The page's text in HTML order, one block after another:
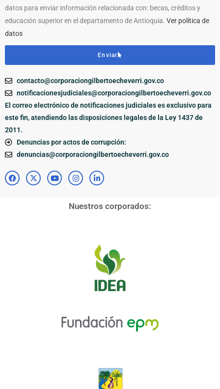
datos para enviar información relacionada con: becas, créditos y
educación superior en el departamento de Antioquia. Ver política de
datos
Enviar
contacto@corporaciongilbertoecheverri.gov.co
notificacionesjudiciales@corporaciongilbertoecheverri.gov.co
El correo electrónico de notificaciones judiciales es exclusivo para
este fin, atendiendo las disposiciones legales de la Ley 1437 de
2011.
Denuncias por actos de corrupción:
denuncias@corporaciongilbertoecheverri.gov.co
Nuestros corporados: